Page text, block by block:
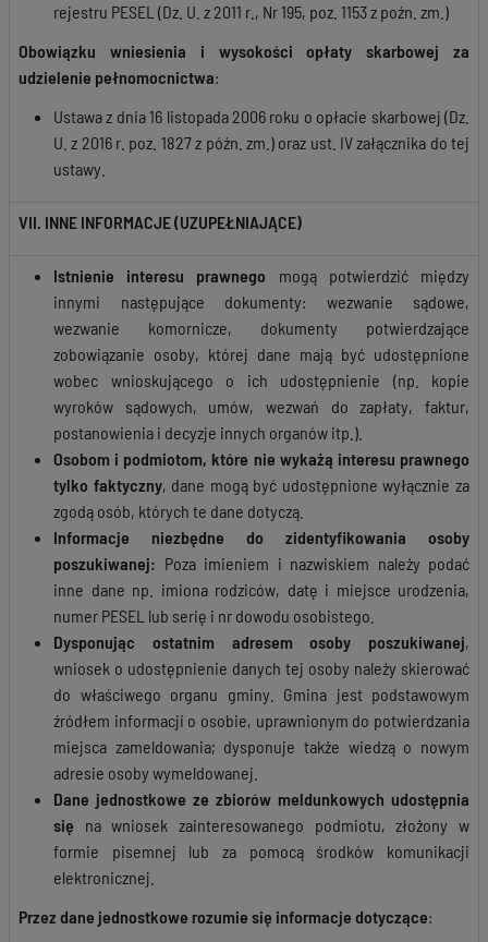
rejestru PESEL (Dz. U. z 2011 r., Nr 195, poz. 1153 z poźn. zm.)
Obowiązku wniesienia i wysokości opłaty skarbowej za
udzielenie pełnomocnictwa:
Ustawa z dnia 16 listopada 2006 roku o opłacie skarbowej (Dz.
U. z 2016 r. poz. 1827 z późn. zm.) oraz ust. IV załącznika do tej
ustawy.
VII. INNE INFORMACJE (UZUPEŁNIAJĄCE)
Istnienie interesu prawnego mogą potwierdzić między
innymi następujące dokumenty: wezwanie sądowe,
wezwanie komornicze, dokumenty potwierdzające
zobowiązanie osoby, której dane mają być udostępnione
wobec wnioskującego o ich udostępnienie (np. kopie
wyroków sądowych, umów, wezwań do zapłaty, faktur,
postanowienia i decyzje innych organów itp.).
Osobom i podmiotom, które nie wykażą interesu prawnego
tylko faktyczny, dane mogą być udostępnione wyłącznie za
zgodą osób, których te dane dotyczą.
Informacje niezbędne do zidentyfikowania osoby
poszukiwanej: Poza imieniem i nazwiskiem należy podać
inne dane np. imiona rodziców, datę i miejsce urodzenia,
numer PESEL lub serię i nr dowodu osobistego.
Dysponując ostatnim adresem osoby poszukiwanej,
wniosek o udostępnienie danych tej osoby należy skierować
do właściwego organu gminy. Gmina jest podstawowym
źródłem informacji o osobie, uprawnionym do potwierdzania
miejsca zameldowania; dysponuje także wiedzą o nowym
adresie osoby wymeldowanej.
Dane jednostkowe ze zbiorów meldunkowych udostępnia
się na wniosek zainteresowanego podmiotu, złożony w
formie pisemnej lub za pomocą środków komunikacji
elektronicznej.
Przez dane jednostkowe rozumie się informacje dotyczące: